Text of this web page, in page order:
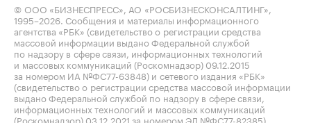
© ООО «БИЗНЕСПРЕСС», АО «РОСБИЗНЕСКОНСАЛТИНГ»,
1995–2026 . Сообщения и материалы информационного
агентства «РБК» (свидетельство о регистрации средства
массовой информации выдано Федеральной службой
по надзору в сфере связи, информационных технологий
и массовых коммуникаций (Роскомнадзор) 09.12.2015
за номером ИА №ФС77-63848) и сетевого издания «РБК»
(свидетельство о регистрации средства массовой информации
выдано Федеральной службой по надзору в сфере связи,
информационных технологий и массовых коммуникаций
(Роскомнадзор) 03.12.2021 за номером ЭЛ №ФС77-82385)